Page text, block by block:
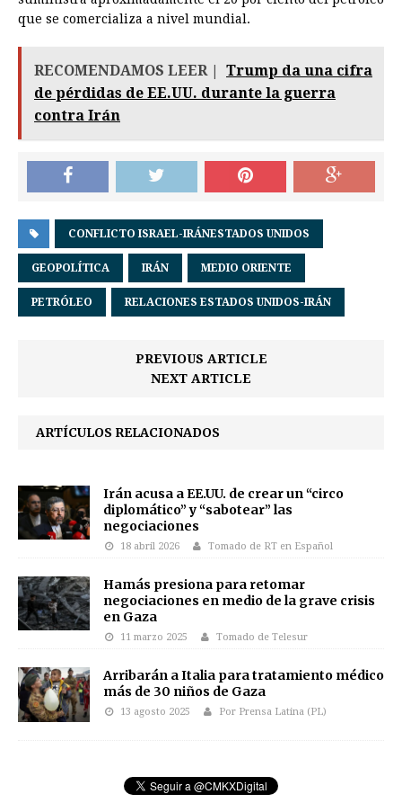
que se comercializa a nivel mundial.
RECOMENDAMOS LEER |
Trump da una cifra
de pérdidas de EE.UU. durante la guerra
contra Irán
CONFLICTO ISRAEL-IRÁNESTADOS UNIDOS
GEOPOLÍTICA IRÁN MEDIO ORIENTE
PETRÓLEO RELACIONES ESTADOS UNIDOS-IRÁN
PREVIOUS ARTICLE
NEXT ARTICLE
ARTÍCULOS RELACIONADOS
Irán acusa a EE.UU. de crear un “circo
diplomático” y “sabotear” las
negociaciones
18 abril 2026 Tomado de RT en Español
Hamás presiona para retomar
negociaciones en medio de la grave crisis
en Gaza
11 marzo 2025 Tomado de Telesur
Arribarán a Italia para tratamiento médico
más de 30 niños de Gaza
13 agosto 2025 Por Prensa Latina (PL)